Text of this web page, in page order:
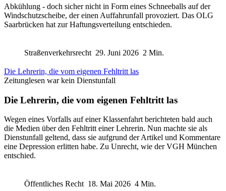
Abkühlung - doch sicher nicht in Form eines Schneeballs auf der
Windschutzscheibe, der einen Auffahrunfall provoziert. Das OLG
Saarbrücken hat zur Haftungsverteilung entschieden.
Straßenverkehrsrecht 29. Juni 2026 2 Min.
Die Lehrerin, die vom eigenen Fehltritt las
Zeitunglesen war kein Dienstunfall
Die Lehrerin, die vom eigenen Fehltritt las
Wegen eines Vorfalls auf einer Klassenfahrt berichteten bald auch
die Medien über den Fehltritt einer Lehrerin. Nun machte sie als
Dienstunfall geltend, dass sie aufgrund der Artikel und Kommentare
eine Depression erlitten habe. Zu Unrecht, wie der VGH München
entschied.
Öffentliches Recht 18. Mai 2026 4 Min.